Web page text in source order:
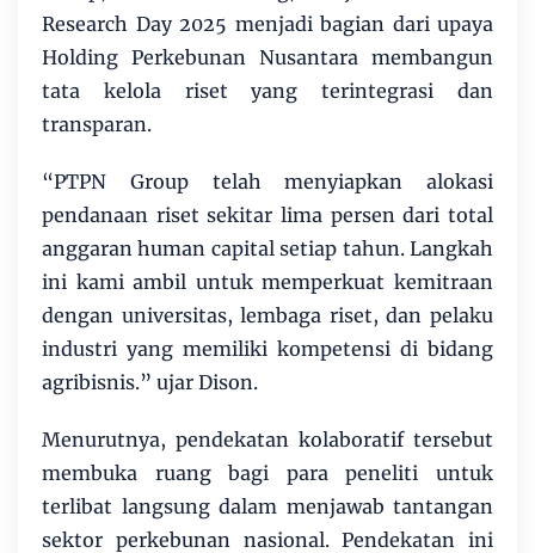
Research Day 2025 menjadi bagian dari upaya
Holding Perkebunan Nusantara membangun
tata kelola riset yang terintegrasi dan
transparan.
“PTPN Group telah menyiapkan alokasi
pendanaan riset sekitar lima persen dari total
anggaran human capital setiap tahun. Langkah
ini kami ambil untuk memperkuat kemitraan
dengan universitas, lembaga riset, dan pelaku
industri yang memiliki kompetensi di bidang
agribisnis.” ujar Dison.
Menurutnya, pendekatan kolaboratif tersebut
membuka ruang bagi para peneliti untuk
terlibat langsung dalam menjawab tantangan
sektor perkebunan nasional. Pendekatan ini